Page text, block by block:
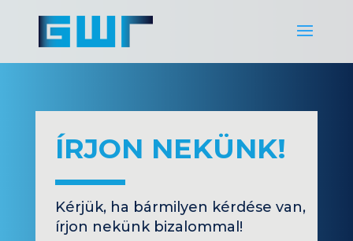
ÍRJON NEKÜNK!
Kérjük, ha bármilyen kérdése van,
írjon nekünk bizalommal!